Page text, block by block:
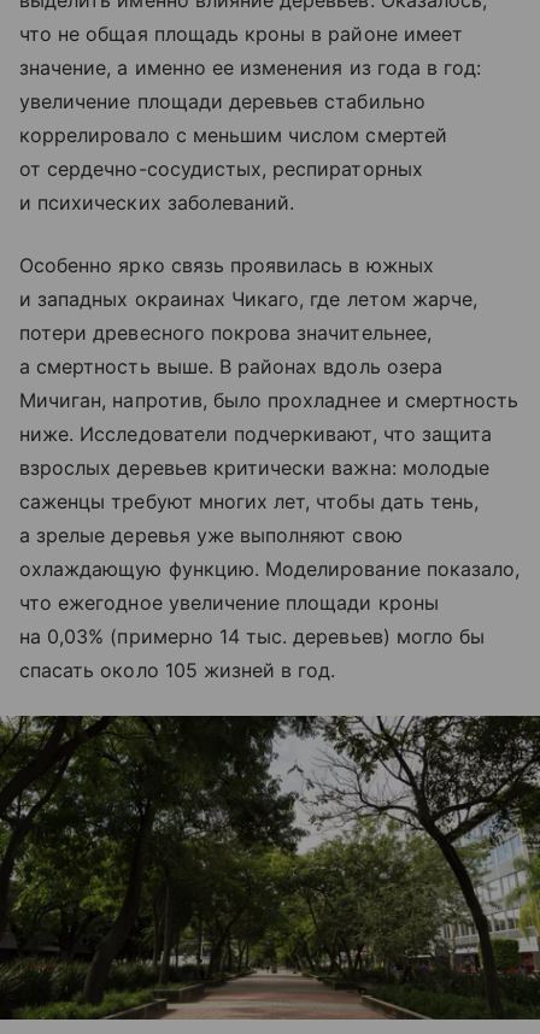
что не общая площадь кроны в районе имеет
значение, а именно ее изменения из года в год:
увеличение площади деревьев стабильно
коррелировало с меньшим числом смертей
от сердечно-сосудистых, респираторных
и психических заболеваний.
Особенно ярко связь проявилась в южных
и западных окраинах Чикаго, где летом жарче,
потери древесного покрова значительнее,
а смертность выше. В районах вдоль озера
Мичиган, напротив, было прохладнее и смертность
ниже. Исследователи подчеркивают, что защита
взрослых деревьев критически важна: молодые
саженцы требуют многих лет, чтобы дать тень,
а зрелые деревья уже выполняют свою
охлаждающую функцию. Моделирование показало,
что ежегодное увеличение площади кроны
на 0,03% (примерно 14 тыс. деревьев) могло бы
спасать около 105 жизней в год.